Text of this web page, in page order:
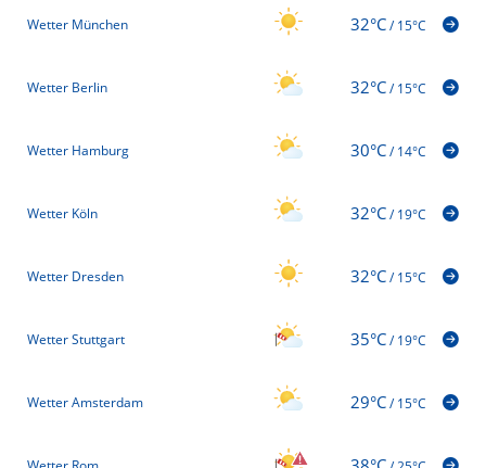
Wetter München 32°C/15°C
Wetter Berlin 32°C/15°C
Wetter Hamburg 30°C/14°C
Wetter Köln 32°C/19°C
Wetter Dresden 32°C/15°C
Wetter Stuttgart 35°C/19°C
Wetter Amsterdam 29°C/15°C